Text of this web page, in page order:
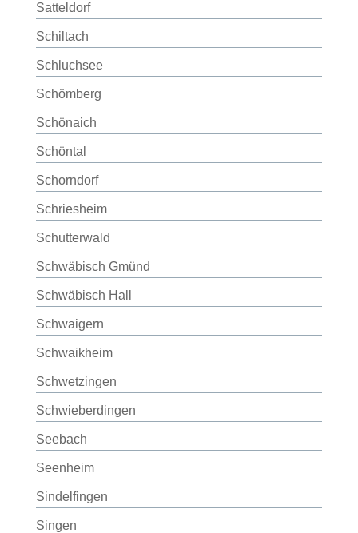
Satteldorf
Schiltach
Schluchsee
Schömberg
Schönaich
Schöntal
Schorndorf
Schriesheim
Schutterwald
Schwäbisch Gmünd
Schwäbisch Hall
Schwaigern
Schwaikheim
Schwetzingen
Schwieberdingen
Seebach
Seenheim
Sindelfingen
Singen